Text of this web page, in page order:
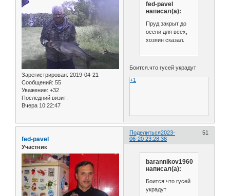
Зарегистрирован: 2019-04-21
Сообщений: 55
Уважение: +32
Последний визит:
Вчера 10:22:47
fed-pavel
написал(а):
Пруд закрыт до
осени для всех,
хозяин сказал.
Боится.что гусей украдут
+1
Поделиться 51
2023-
06-20 23:28:38
fed-pavel
Участник
barannikov1960
написал(а):
Боится.что гусей
украдут